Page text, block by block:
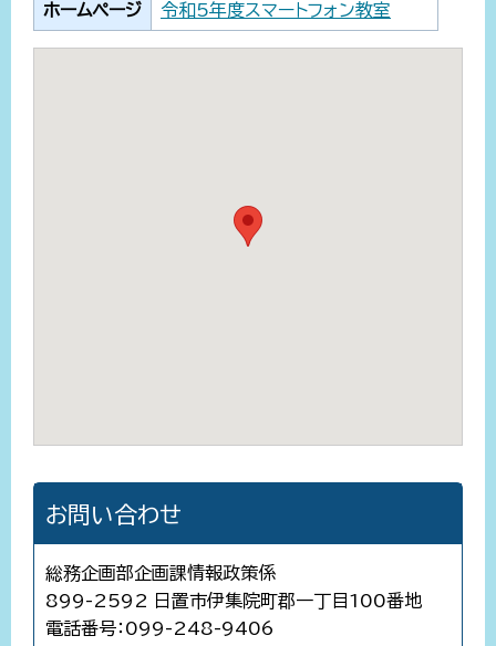
ホームページ 令和5年度スマートフォン教室
お問い合わせ
総務企画部企画課情報政策係
899-2592 日置市伊集院町郡一丁目100番地
電話番号：099-248-9406